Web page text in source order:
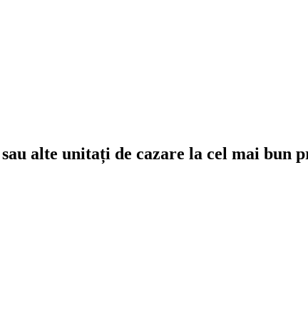
alte unitați de cazare la cel mai bun